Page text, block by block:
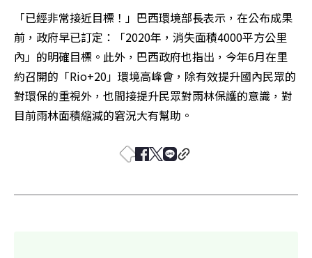
「已經非常接近目標！」巴西環境部長表示，在公布成果
前，政府早已訂定：「2020年，消失面積4000平方公里
內」的明確目標。此外，巴西政府也指出，今年6月在里
約召開的「Rio+20」環境高峰會，除有效提升國內民眾的
對環保的重視外，也間接提升民眾對雨林保護的意識，對
目前雨林面積縮減的窘況大有幫助。